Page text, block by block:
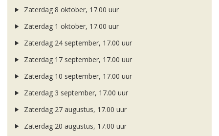
Zaterdag 8 oktober, 17.00 uur
Zaterdag 1 oktober, 17.00 uur
Zaterdag 24 september, 17.00 uur
Zaterdag 17 september, 17.00 uur
Zaterdag 10 september, 17.00 uur
Zaterdag 3 september, 17.00 uur
Zaterdag 27 augustus, 17.00 uur
Zaterdag 20 augustus, 17.00 uur